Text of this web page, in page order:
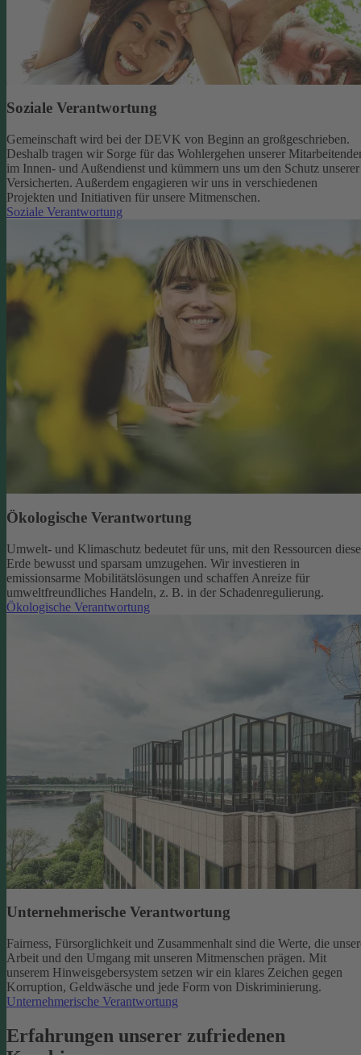
Soziale Verantwortung
Gemeinschaft wird bei der DEVK von Beginn an großgeschrieben.
Deshalb tragen wir Sorge für das Wohlergehen unserer
im Innen- und Außendienst und kümmern uns um den Schutz unserer
Versicherten. Außerdem engagieren wir uns in verschiedenen
Projekten und Initiativen für unsere Mitmenschen.
Soziale Verantwortung
Ökologische Verantwortung
Umwelt- und Klimaschutz bedeutet für uns, mit den Ressourcen
Erde bewusst und sparsam umzugehen. Wir investieren in
emissionsarme Mobilitätslösungen und schaffen Anreize für
umweltfreundliches Handeln, z. B. in der Schadenregulierung.
Ökologische Verantwortung
Unternehmerische Verantwortung
Fairness, Fürsorglichkeit und Zusammenhalt sind die Werte, die
Arbeit und den Umgang mit unseren Mitmenschen prägen. Mit
unserem Hinweisgebersystem setzen wir ein klares Zeichen gegen
Korruption, Geldwäsche und jede Form von Diskriminierung.
Unternehmerische Verantwortung
Erfahrungen unserer zufriedenen